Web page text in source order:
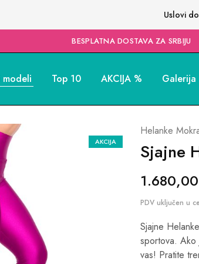
Uslovi
BESPLATNA DOSTAVA ZA SRBIJU
modeli Top 10 AKCIJA % Galerija
AKCIJA
Helanke
Sjajne
1.680,00
Sjajne
sportova. Ako
vas! Pratite